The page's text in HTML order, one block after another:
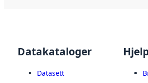
Datakataloger
Datasett